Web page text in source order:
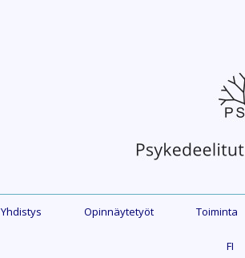
Yhdistys Opinnäytetyöt Toiminta
FI